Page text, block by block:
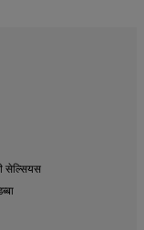
सेल्सियस